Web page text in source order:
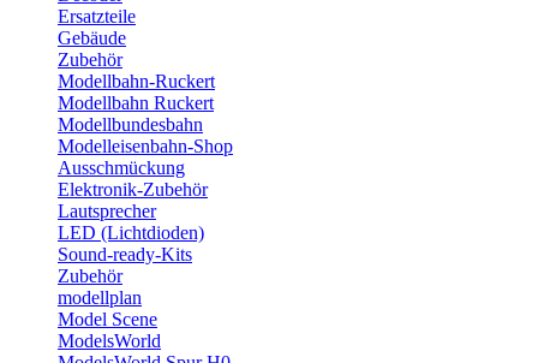
Ersatzteile
Gebäude
Zubehör
Modellbahn-Ruckert
Modellbahn Ruckert
Modellbundesbahn
Modelleisenbahn-Shop
Ausschmückung
Elektronik-Zubehör
Lautsprecher
LED (Lichtdioden)
Sound-ready-Kits
Zubehör
modellplan
Model Scene
ModelsWorld